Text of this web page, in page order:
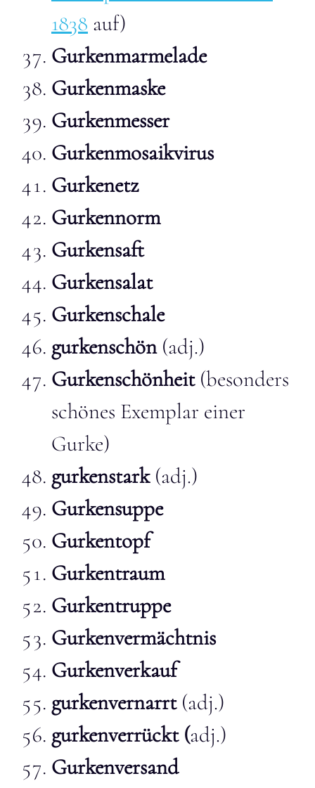
1838 auf)
Gurkenmarmelade
Gurkenmaske
Gurkenmesser
Gurkenmosaikvirus
Gurkenetz
Gurkennorm
Gurkensaft
Gurkensalat
Gurkenschale
gurkenschön (adj.)
Gurkenschönheit(besonders
schönes Exemplar einer
Gurke)
gurkenstark (adj.)
Gurkensuppe
Gurkentopf
Gurkentraum
Gurkentruppe
Gurkenvermächtnis
Gurkenverkauf
gurkenvernarrt (adj.)
gurkenverrückt (adj.)
Gurkenversand